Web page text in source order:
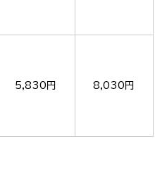
5,830円 8,030円